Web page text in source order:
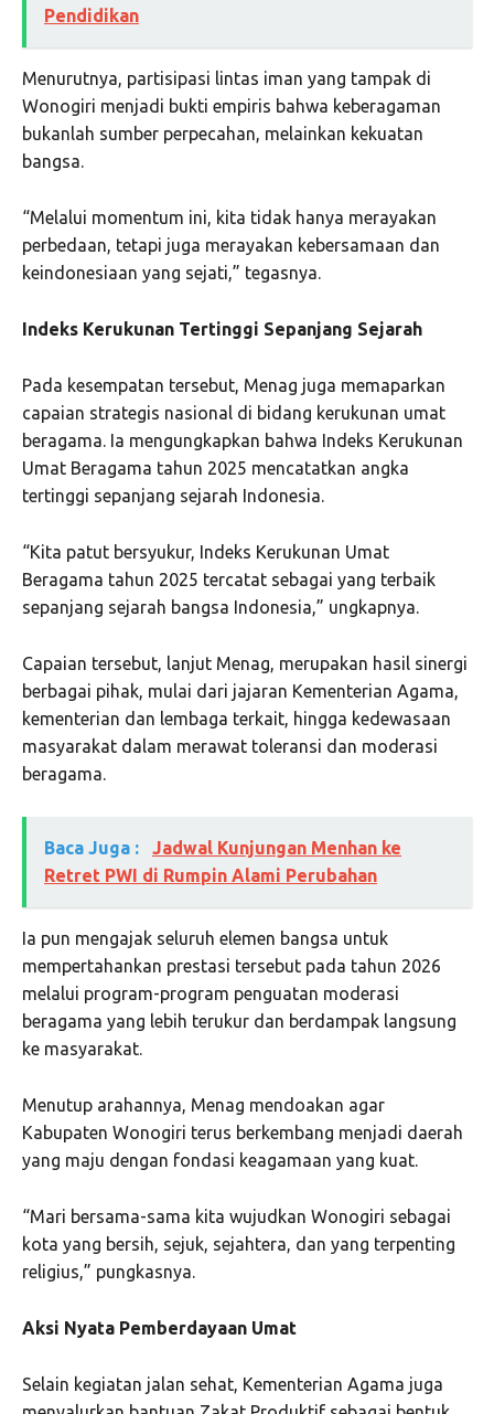
Pendidikan
Menurutnya, partisipasi lintas iman yang tampak di
Wonogiri menjadi bukti empiris bahwa keberagaman
bukanlah sumber perpecahan, melainkan kekuatan
bangsa.
“Melalui momentum ini, kita tidak hanya merayakan
perbedaan, tetapi juga merayakan kebersamaan dan
keindonesiaan yang sejati,” tegasnya.
Indeks Kerukunan Tertinggi Sepanjang Sejarah
Pada kesempatan tersebut, Menag juga memaparkan
capaian strategis nasional di bidang kerukunan umat
beragama. Ia mengungkapkan bahwa Indeks Kerukunan
Umat Beragama tahun 2025 mencatatkan angka
tertinggi sepanjang sejarah Indonesia.
“Kita patut bersyukur, Indeks Kerukunan Umat
Beragama tahun 2025 tercatat sebagai yang terbaik
sepanjang sejarah bangsa Indonesia,” ungkapnya.
Capaian tersebut, lanjut Menag, merupakan hasil sinergi
berbagai pihak, mulai dari jajaran Kementerian Agama,
kementerian dan lembaga terkait, hingga kedewasaan
masyarakat dalam merawat toleransi dan moderasi
beragama.
Baca Juga :
Jadwal Kunjungan Menhan ke
Retret PWI di Rumpin Alami Perubahan
Ia pun mengajak seluruh elemen bangsa untuk
mempertahankan prestasi tersebut pada tahun 2026
melalui program-program penguatan moderasi
beragama yang lebih terukur dan berdampak langsung
ke masyarakat.
Menutup arahannya, Menag mendoakan agar
Kabupaten Wonogiri terus berkembang menjadi daerah
yang maju dengan fondasi keagamaan yang kuat.
“Mari bersama-sama kita wujudkan Wonogiri sebagai
kota yang bersih, sejuk, sejahtera, dan yang terpenting
religius,” pungkasnya.
Aksi Nyata Pemberdayaan Umat
Selain kegiatan jalan sehat, Kementerian Agama juga